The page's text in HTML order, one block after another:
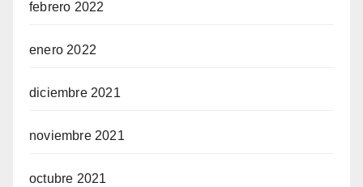
febrero 2022
enero 2022
diciembre 2021
noviembre 2021
octubre 2021